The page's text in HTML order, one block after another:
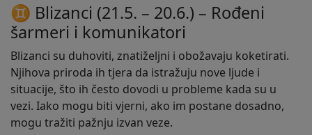
♊ Blizanci (21.5. – 20.6.) – Rođeni
šarmeri i komunikatori
Blizanci su duhoviti, znatiželjni i obožavaju koketirati.
Njihova priroda ih tjera da istražuju nove ljude i
situacije, što ih često dovodi u probleme kada su u
vezi. Iako mogu biti vjerni, ako im postane dosadno,
mogu tražiti pažnju izvan veze.